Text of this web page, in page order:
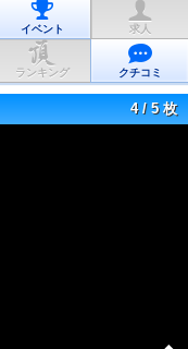
イベント 求人
ランキング クチコミ
4/ 5枚